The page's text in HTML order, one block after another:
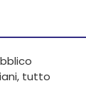
tutto